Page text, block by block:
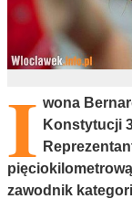
I wona
Konstytucji
zawodnik